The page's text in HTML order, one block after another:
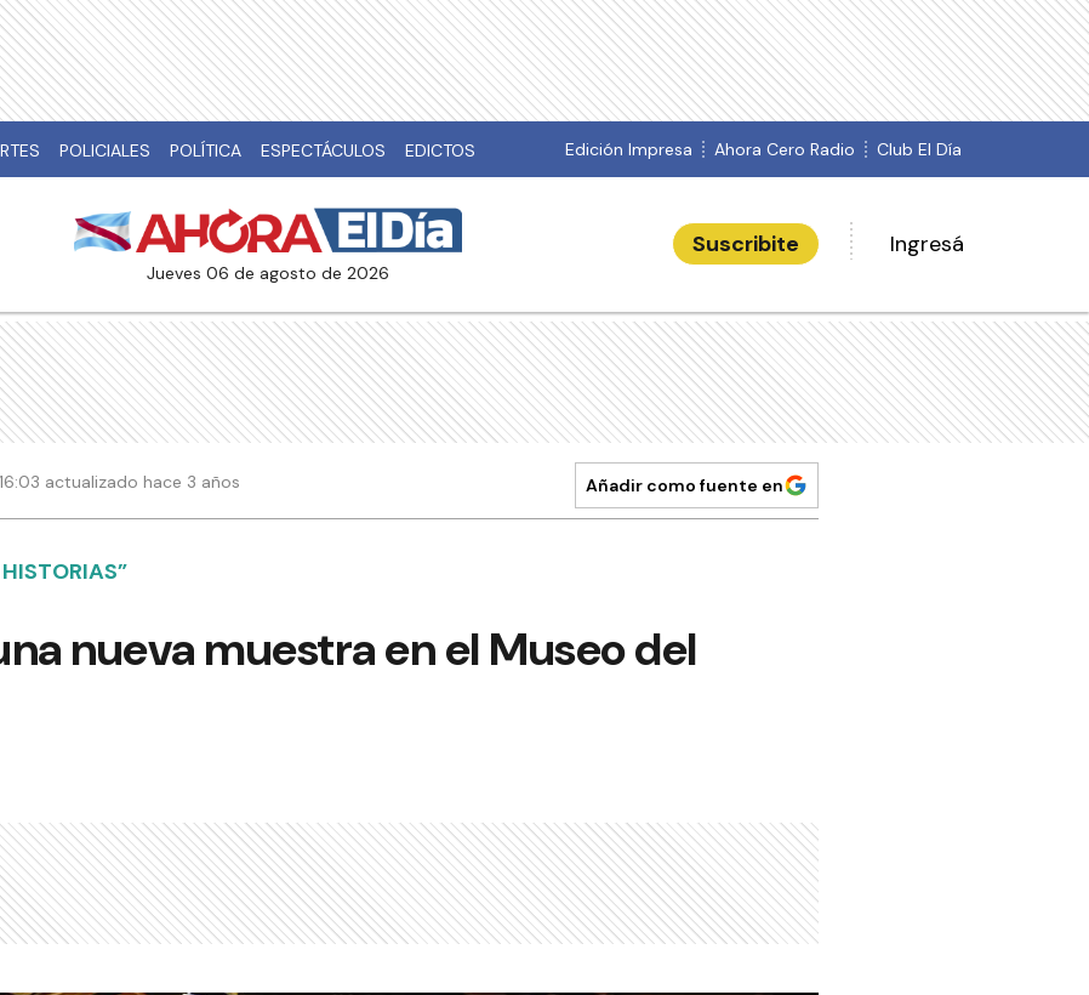
POLICIALES POLÍTICA ESPECTÁCULOS EDICTOS Edición Impresa Ahora Cero Radio Club El Día
jueves 06 de agosto de 2026
Suscribite Ingresá
actualizado hace 3 años Añadir como fuente en
nueva muestra en el Museo del